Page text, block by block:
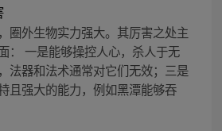
圈外生物实力强大。其厉害之处主
： 一是能够操控人心，杀人于无
法器和法术通常对它们无效；三是
且强大的能力，例如黑潭能够吞